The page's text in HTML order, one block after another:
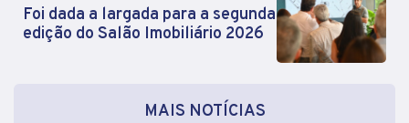
Foi dada a largada para a segunda
edição do Salão Imobiliário 2026
MAIS NOTÍCIAS